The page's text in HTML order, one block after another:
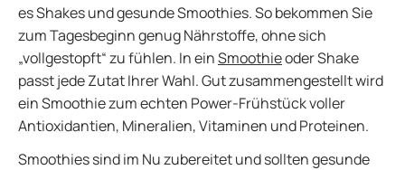
es Shakes und gesunde Smoothies. So bekommen Sie
zum Tagesbeginn genug Nährstoffe, ohne sich
„vollgestopft“ zu fühlen. In einSmoothieoder Shake
passt jede Zutat Ihrer Wahl. Gut zusammengestellt wird
ein Smoothie zum echten Power-Frühstück voller
Antioxidantien, Mineralien, Vitaminen und Proteinen.
Smoothies sind im Nu zubereitet und sollten gesunde